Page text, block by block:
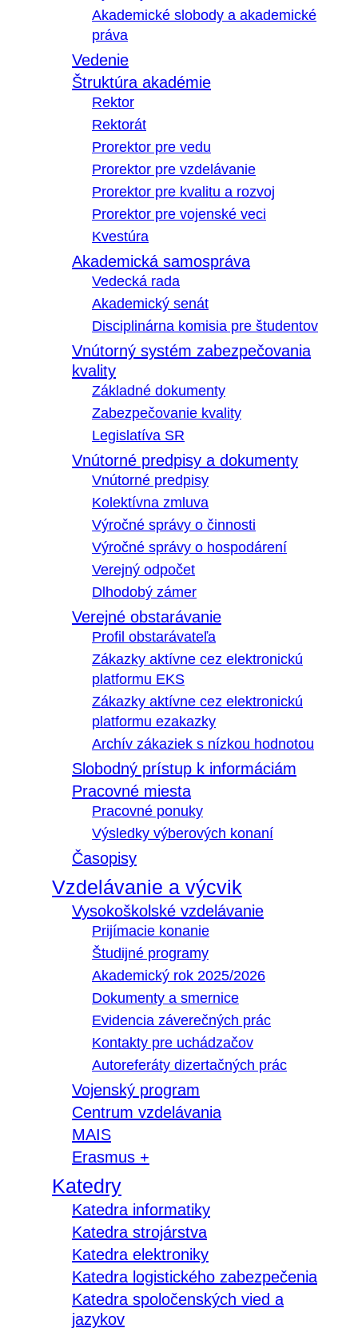
Akademické slobody a akademické
práva
Vedenie
Štruktúra akadémie
Rektor
Rektorát
Prorektor pre vedu
Prorektor pre vzdelávanie
Prorektor pre kvalitu a rozvoj
Prorektor pre vojenské veci
Kvestúra
Akademická samospráva
Vedecká rada
Akademický senát
Disciplinárna komisia pre študentov
Vnútorný systém zabezpečovania
kvality
Základné dokumenty
Zabezpečovanie kvality
Legislatíva SR
Vnútorné predpisy a dokumenty
Vnútorné predpisy
Kolektívna zmluva
Výročné správy o činnosti
Výročné správy o hospodárení
Verejný odpočet
Dlhodobý zámer
Verejné obstarávanie
Profil obstarávateľa
Zákazky aktívne cez elektronickú
platformu EKS
Zákazky aktívne cez elektronickú
platformu ezakazky
Archív zákaziek s nízkou hodnotou
Slobodný prístup k informáciám
Pracovné miesta
Pracovné ponuky
Výsledky výberových konaní
Časopisy
Vzdelávanie a výcvik
Vysokoškolské vzdelávanie
Prijímacie konanie
Študijné programy
Akademický rok 2025/2026
Dokumenty a smernice
Evidencia záverečných prác
Kontakty pre uchádzačov
Autoreferáty dizertačných prác
Vojenský program
Centrum vzdelávania
MAIS
Erasmus +
Katedry
Katedra informatiky
Katedra strojárstva
Katedra elektroniky
Katedra logistického zabezpečenia
Katedra spoločenských vied a
jazykov